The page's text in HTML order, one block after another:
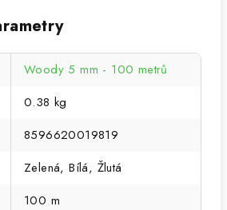
Woody 5 mm - 100 metrů
0.38 kg
8596620019819
Zelená, Bílá, Žlutá
100 m